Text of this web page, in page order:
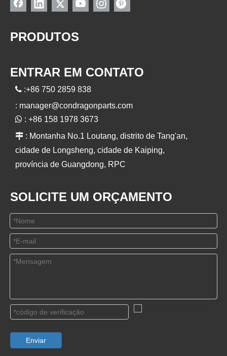
PRODUTOS
ENTRAR EM CONTATO
 :+86 750 2859 838
: manager@condragonparts.com
 : +86 158 1978 3673
 : Montanha No.1 Loutang, distrito de Tang'an,
cidade de Longsheng, cidade de Kaiping,
província de Guangdong, RPC
SOLICITE UM ORÇAMENTO
Enviar